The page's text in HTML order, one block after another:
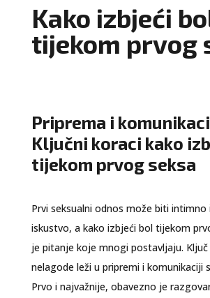
Kako izbjeći
tijekom prvog
Priprema i
Ključni koraci kako
tijekom prvog seksa
Prvi seksualni odnos može biti
iskustvo, a kako izbjeći bol tijekom
je pitanje koje mnogi postavljaju.
nelagode leži u pripremi i komunikaciji
Prvo i najvažnije, obavezno je